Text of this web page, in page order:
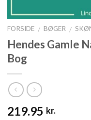
FORSIDE / BØGER /
Hendes Gamle
Bog
219.95 kr.